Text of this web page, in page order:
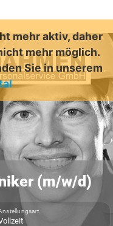
mehr aktiv, daher
mehr möglich.
Sie in unserem
(m/w/d)